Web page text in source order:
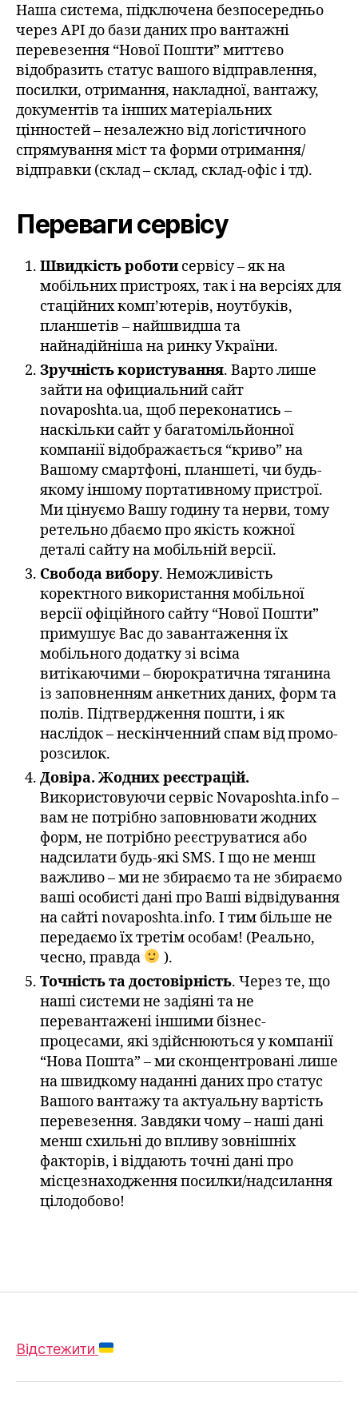
Наша система, підключена безпосередньо
через API до бази даних про вантажні
перевезення “Нової Пошти” миттєво
відобразить статус вашого відправлення,
посилки, отримання, накладної, вантажу,
документів та інших матеріальних
цінностей – незалежно від логістичного
спрямування міст та форми отримання/
відправки (склад – склад, склад-офіс і тд).
Переваги сервісу
Швидкість роботисервісу – як на
мобільних пристроях, так і на версіях для
стаційних комп’ютерів, ноутбуків,
планшетів – найшвидша та
найнадійніша на ринку України.
Зручність користування. Варто лише
зайти на официальний сайт
novaposhta.ua, щоб переконатись –
наскільки сайт у багатомільйонної
компанії відображається “криво” на
Вашому смартфоні, планшеті, чи будь-
якому іншому портативному пристрої.
Ми цінуємо Вашу годину та нерви, тому
ретельно дбаємо про якість кожної
деталі сайту на мобільній версії.
Свобода вибору. Неможливість
коректного використання мобільної
версії офіційного сайту “Нової Пошти”
примушує Вас до завантаження їх
мобільного додатку зі всіма
витікаючими – бюрократична тяганина
із заповненням анкетних даних, форм та
полів. Підтвердження пошти, і як
наслідок – нескінченний спам від промо-
розсилок.
Довіра. Жодних реєстрацій.
Використовуючи сервіс Novaposhta.info –
вам не потрібно заповнювати жодних
форм, не потрібно реєструватися або
надсилати будь-які SMS. І що не менш
важливо – ми не збираємо та не збираємо
ваші особисті дані про Ваші відвідування
на сайті novaposhta.info. І тим більше не
передаємо їх третім особам! (Реально,
чесно, правда
).
Точність та достовірність. Через те, що
наші системи не задіяні та не
перевантажені іншими бізнес-
процесами, які здійснюються у компанії
“Нова Пошта” – ми сконцентровані лише
на швидкому наданні даних про статус
Вашого вантажу та актуальну вартість
перевезення. Завдяки чому – наші дані
менш схильні до впливу зовнішніх
факторів, і віддають точні дані про
місцезнаходження посилки/надсилання
цілодобово!
Відстежити